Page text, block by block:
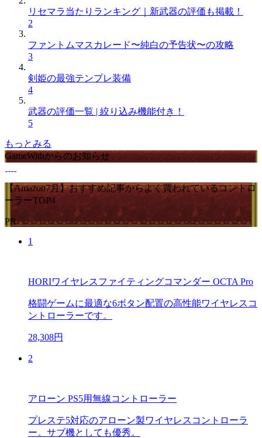
リセマラ当たりランキング｜新武器の評価も掲載！
2
ファントムマスカレード〜純白の予告状〜の攻略
3
剣姫の最強テンプレ装備
4
武器の評価一覧 | 絞り込み機能付き！
5
もっとみる
GameWithからのお知らせ
【Amazon7月】おすすめ記事からよく買われているコントロ
ーラーTOP4
PR
1
HORIワイヤレスファイティングコマンダー OCTA Pro
格闘ゲームに最適な6ボタン配置の高性能ワイヤレスコ
ントローラーです。
28,308円
2
アローン PS5用無線コントローラー
プレステ5対応のアローン製ワイヤレスコントローラ
ー。サブ機としても優秀。